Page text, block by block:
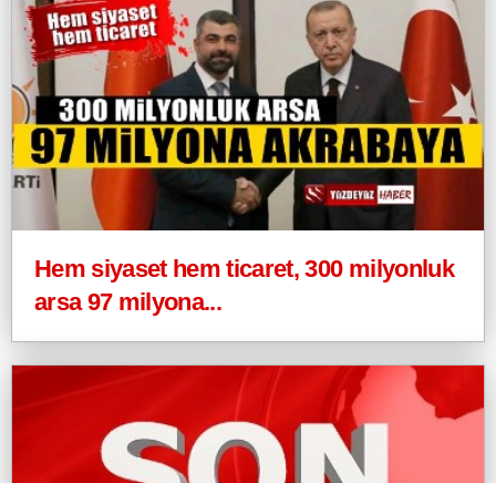
Hem siyaset hem ticaret, 300 milyonluk
arsa 97 milyona...